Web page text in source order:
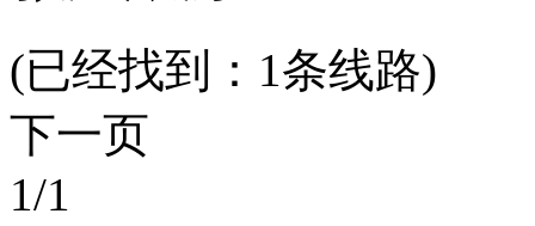
(已经找到： 1条线路)
下一页
1/1